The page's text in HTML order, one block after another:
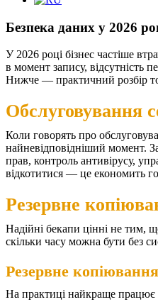
Безпека даних у 2026
У 2026 році бізнес частіше
в момент запису, відсутність
Нижче — практичний розбір
Обслуговування
Коли говорять про
найневідповідніший момент.
прав, контроль антивірусу,
відкотитися — це економить
Резервне
Надійні бекапи цінні не тим,
скільки часу можна бути без
Резервне
На практиці найкраще працює